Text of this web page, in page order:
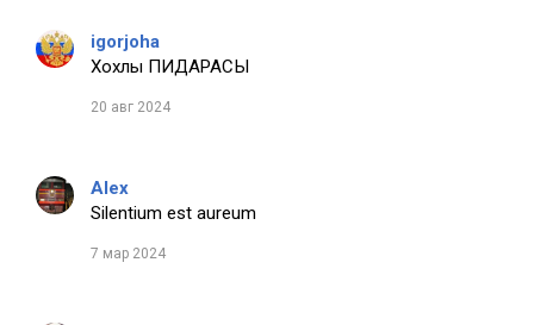
igorjoha
Хохлы ПИДАРАСЫ
20 авг 2024
Alex
Silentium est aureum
7 мар 2024